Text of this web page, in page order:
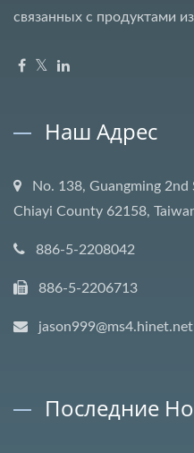
связанных с продуктами
Наш Адрес
No. 138, Guangming 2nd
Chiayi County 62158,
886-5-2208042
886-5-2206713
jason999@ms4.hinet.net
Последние